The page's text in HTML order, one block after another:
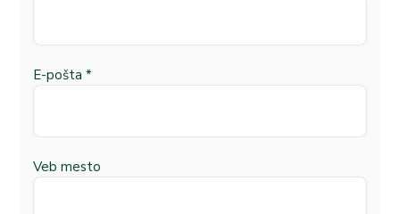
E-pošta *
Veb mesto